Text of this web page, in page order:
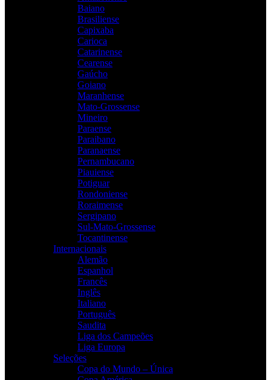
Baiano
Brasiliense
Capixaba
Carioca
Catarinense
Cearense
Gaúcho
Goiano
Maranhense
Mato-Grossense
Mineiro
Paraense
Paraibano
Paranaense
Pernambucano
Piauiense
Potiguar
Rondoniense
Roraimense
Sergipano
Sul-Mato-Grossense
Tocantinense
Internacionais
Alemão
Espanhol
Francês
Inglês
Italiano
Português
Saudita
Liga dos Campeões
Liga Europa
Seleções
Copa do Mundo – Única